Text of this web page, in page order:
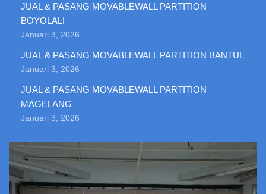
JUAL & PASANG MOVABLEWALL PARTITION
BOYOLALI
Januari 3, 2026
JUAL & PASANG MOVABLEWALL PARTITION BANTUL
Januari 3, 2026
JUAL & PASANG MOVABLEWALL PARTITION
MAGELANG
Januari 3, 2026